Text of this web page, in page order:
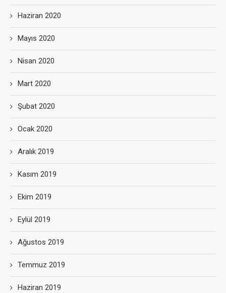
Haziran 2020
Mayıs 2020
Nisan 2020
Mart 2020
Şubat 2020
Ocak 2020
Aralık 2019
Kasım 2019
Ekim 2019
Eylül 2019
Ağustos 2019
Temmuz 2019
Haziran 2019